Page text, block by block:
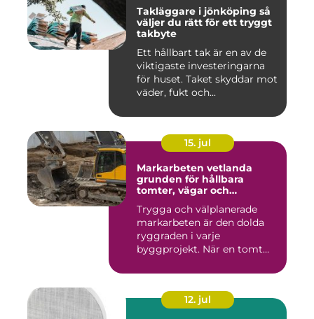
Takläggare i jönköping så
väljer du rätt för ett tryggt
takbyte
Ett hållbart tak är en av de
viktigaste investeringarna
för huset. Taket skyddar mot
väder, fukt och...
15. jul
Markarbeten vetlanda
grunden för hållbara
tomter, vägar och
Trygga och välplanerade
markarbeten är den dolda
ryggraden i varje
byggprojekt. När en tomt
12. jul